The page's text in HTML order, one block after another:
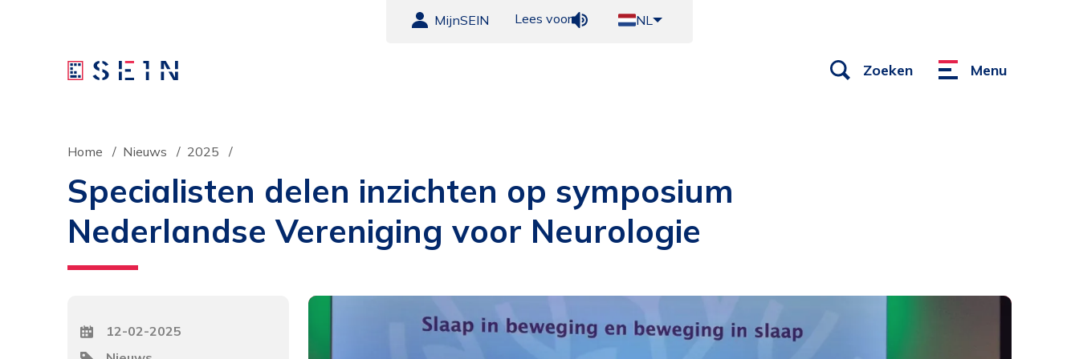
Open Zoeken
Menu Menu
MijnSEIN Lees voor NL
Home Nieuws 2025
Specialisten delen inzichten op symposium
Nederlandse Vereniging voor Neurologie
Datum
12-02-2025